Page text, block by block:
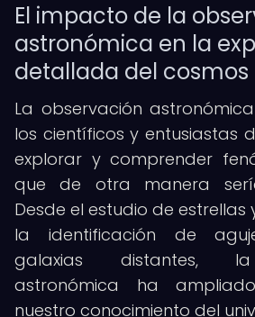
El impacto de la
astronómica en la
detallada del cosmos
La observación
los científicos y entusiastas
explorar y comprender
que de otra manera
Desde el estudio de
la identificación de
galaxias distantes, la
astronómica ha
nuestro conocimiento del